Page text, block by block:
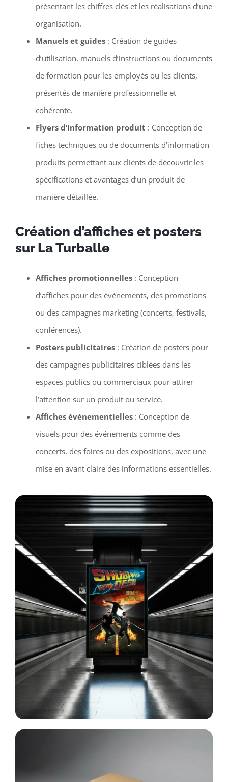
présentant les chiffres clés et les réalisations d’une
organisation.
Manuels et guides: Création de guides
d’utilisation, manuels d’instructions ou documents
de formation pour les employés ou les clients,
présentés de manière professionnelle et
cohérente.
Flyers d’information produit : Conception de
fiches techniques ou de documents d’information
produits permettant aux clients de découvrir les
spécifications et avantages d’un produit de
manière détaillée.
Création d’affiches et posters
sur La Turballe
Affiches promotionnelles: Conception
d’affiches pour des événements, des promotions
ou des campagnes marketing (concerts, festivals,
conférences).
Posters publicitaires: Création de posters pour
des campagnes publicitaires ciblées dans les
espaces publics ou commerciaux pour attirer
l’attention sur un produit ou service.
Affiches événementielles: Conception de
visuels pour des événements comme des
concerts, des foires ou des expositions, avec une
mise en avant claire des informations essentielles.